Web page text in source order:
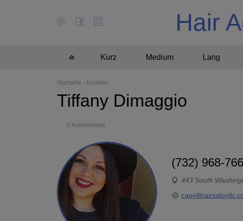
Hair
Kurz Medium Lang
Startseite › Künstler
Tiffany Dimaggio
0 Kommentare
(732) 968-
443 South